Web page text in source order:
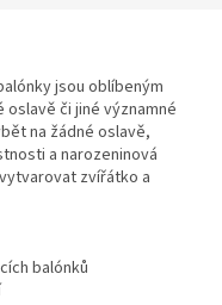
jsou oblíbeným
či jiné významné
na žádné oslavě,
a narozeninová
zvířátko a
balónků